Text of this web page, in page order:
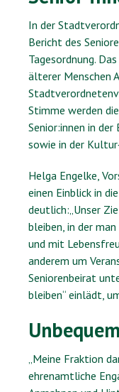
In der
Bericht des
Tagesordnung.
älterer Menschen
Stimme werden
Senior:innen in der
sowie in der
Helga Engelke,
einen Einblick in
deutlich:„Unser
bleiben, in der
und mit
anderem um
Seniorenbeirat
bleiben“ einlädt,
„Meine Fraktion
ehrenamtliche